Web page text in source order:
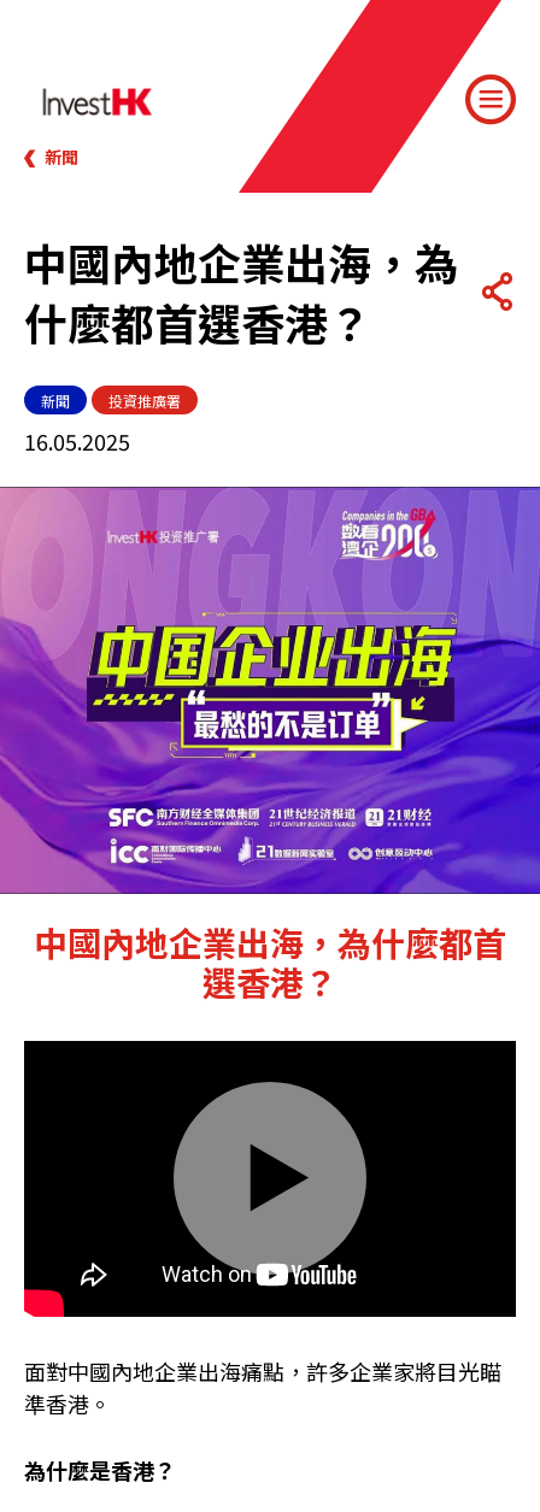
新聞
中國內地企業出海，為
什麼都首選香港？
新聞 投資推廣署
16.05.2025
中國內地企業出海，為什麼都首
選香港？
Mute Settings
Play
面對中國內地企業出海痛點，許多企業家將目光瞄
準香港。
為什麼是香港？